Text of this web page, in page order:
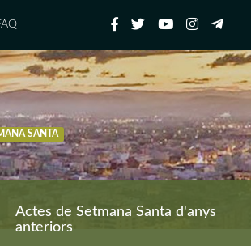
SANTA
Actes de Setmana Santa d'anys
anteriors